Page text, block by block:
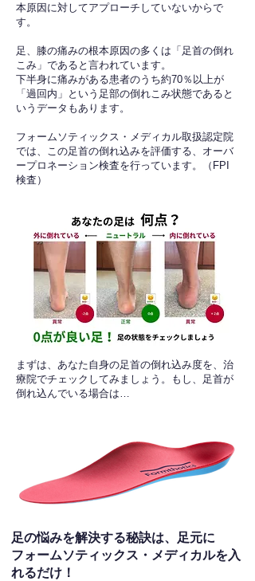
本原因に対してアプローチしていないからで
す。
足、膝の痛みの根本原因の多くは「足首の倒れ
こみ」であると言われています。
下半身に痛みがある患者のうち約70％以上が
「過回内」という足部の倒れこみ状態であると
いうデータもあります。
フォームソティックス・メディカル取扱認定院
では、この足首の倒れ込みを評価する、オーバ
ープロネーション検査を行っています。（FPI
検査）​
​まずは、あなた自身の足首の倒れ込み度を、治
療院でチェックしてみましょう。もし、足首が
倒れ込んでいる場合は…
足の悩みを解決する秘訣は、足元に
フォームソティックス・メディカルを入
れるだけ！